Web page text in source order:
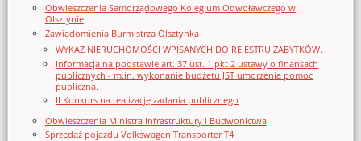
Obwieszczenia Samorządowego Kolegium Odwoławczego w
Olsztynie
Zawiadomienia Burmistrza Olsztynka
WYKAZ NIERUCHOMOŚCI WPISANYCH DO REJESTRU ZABYTKÓW.
Informacja na podstawie art. 37 ust. 1 pkt 2 ustawy o finansach
publicznych - m.in. wykonanie budżetu JST umorzenia pomoc
publiczna.
II Konkurs na realizację zadania publicznego
Obwieszczenia Ministra Infrastruktury i Budwonictwa
Sprzedaż pojazdu Volkswagen Transporter T4